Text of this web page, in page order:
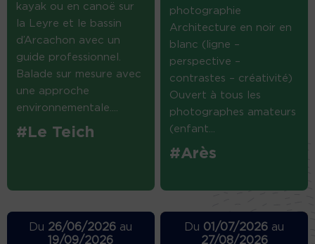
kayak ou en canoë sur
la Leyre et le bassin
d’Arcachon avec un
guide professionnel.
Balade sur mesure avec
une approche
environnementale....
#Le Teich
photographie
Architecture en noir en
blanc (ligne –
perspective –
contrastes – créativité)
Ouvert à tous les
photographes amateurs
(enfant...
#Arès
Du 26/06/2026 au
19/09/2026
Du 01/07/2026 au
27/08/2026